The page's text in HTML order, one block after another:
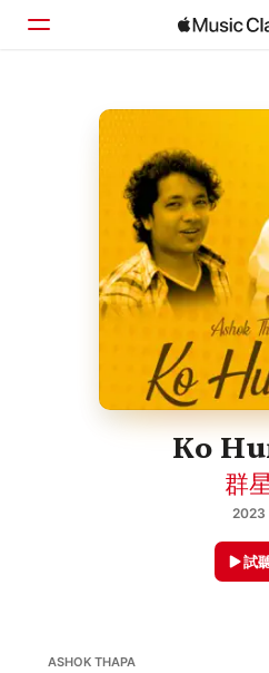
首頁
Ko
群
2023
試
ASHOK THAPA